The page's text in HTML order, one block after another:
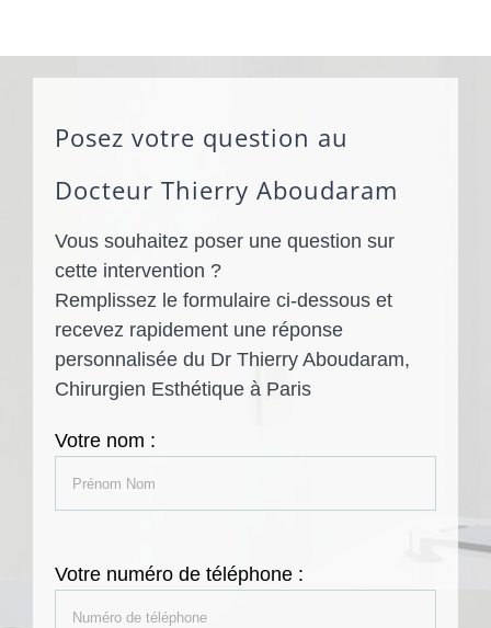
Posez votre question au
Docteur Thierry Aboudaram
Vous souhaitez poser une question sur
cette intervention ?
Remplissez le formulaire ci-dessous et
recevez rapidement une réponse
personnalisée du Dr Thierry Aboudaram,
Chirurgien Esthétique à Paris
Votre nom :
Votre numéro de téléphone :